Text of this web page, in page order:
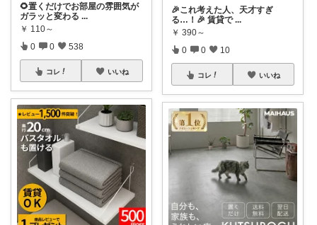
🌻置くだけでお部屋の雰囲気が
ガラッと変わる ...
￥ 110～
0 0 538
コレ いいね
🎉これ考えた人、天才すぎ
る…！🎉 賃貸で ...
￥ 390～
0 0 10
コレ いいね